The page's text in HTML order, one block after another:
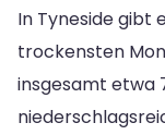
In Tyneside gibt
trockensten
insgesamt etwa